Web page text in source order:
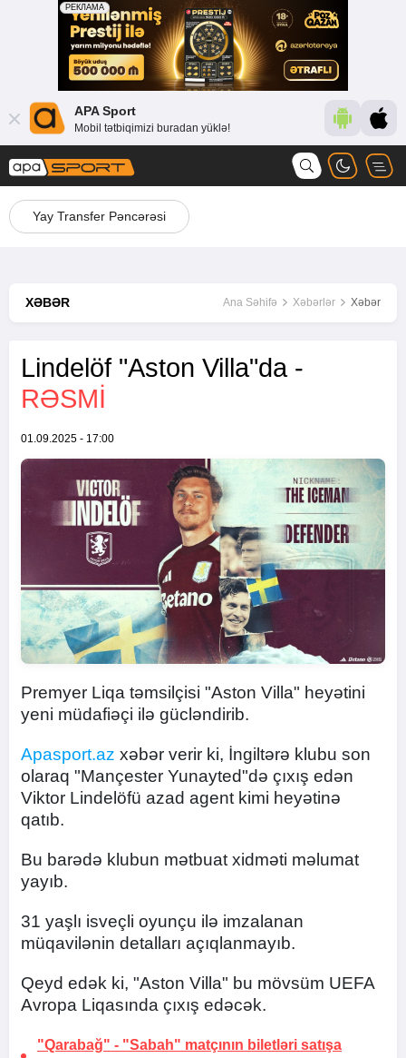
APA Sport
Mobil tətbiqimizi buradan yüklə!
Yay Transfer Pəncərəsi
XƏBƏR Ana Səhifə Xəbərlər Xəbər
Lindelöf "Aston Villa"da -
RƏSMI
01.09.2025 - 17:00
Premyer Liqa təmsilçisi "Aston Villa" heyətini
yeni müdafiəçi ilə gücləndirib.
Apasport.az xəbər verir ki, İngiltərə klubu son
olaraq "Mançester Yunayted"də çıxış edən
Viktor Lindelöfü azad agent kimi heyətinə
qatıb.
Bu barədə klubun mətbuat xidməti məlumat
yayıb.
31 yaşlı isveçli oyunçu ilə imzalanan
müqavilənin detalları açıqlanmayıb.
Qeyd edək ki, "Aston Villa" bu mövsüm UEFA
Avropa Liqasında çıxış edəcək.
"Qarabağ" - "Sabah" matçının biletləri satışa